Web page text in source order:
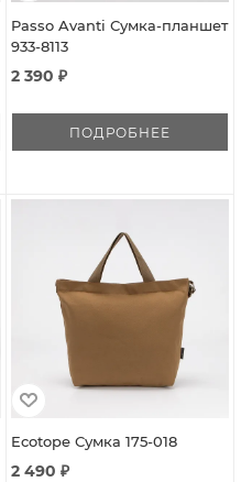
Passo Avanti Сумка-планшет
933-8113
2 390 ₽
ПОДРОБНЕЕ
Ecotope Сумка 175-018
2 490 ₽